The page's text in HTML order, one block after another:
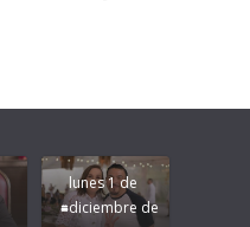
lunes 1 de
diciembre de
la
Pongamos
de moda;
San
Andrés